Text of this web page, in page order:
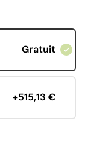
Gratuit
+515,13 €